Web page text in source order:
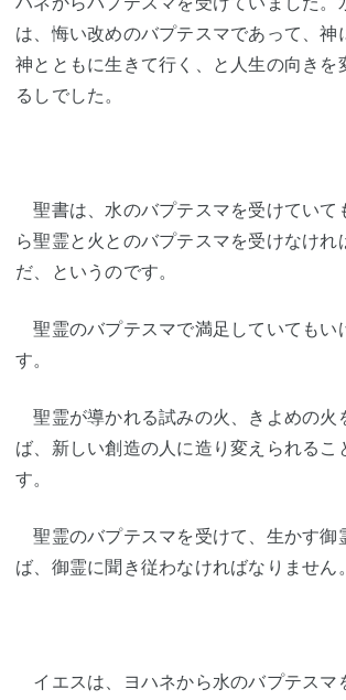
は、悔い改めのバプテスマであって、神
神とともに生きて行く、と人生の向きを
るしでした。
聖書は、水のバプテスマを受けていて
ら聖霊と火とのバプテスマを受けなけれ
だ、というのです。
聖霊のバプテスマで満足していてもい
す。
聖霊が導かれる試みの火、きよめの火
ば、新しい創造の人に造り変えられるこ
す。
聖霊のバプテスマを受けて、生かす御
ば、御霊に聞き従わなければなりません。
イエスは、ヨハネから水のバプテスマ